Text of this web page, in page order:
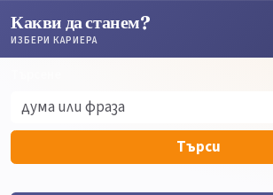
Какви да станем?
ИЗБЕРИ КАРИЕРА
Търси